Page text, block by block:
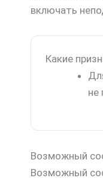
включать
Какие
не
Возможный
Возможный